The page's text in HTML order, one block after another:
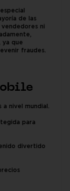
de las
ni
ya que
fraudes.
nivel mundial.
para
divertido